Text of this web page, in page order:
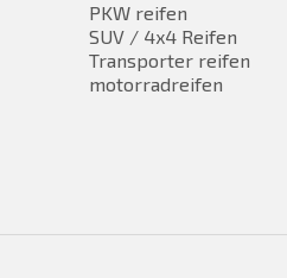
PKW reifen
SUV / 4x4 Reifen
Transporter reifen
motorradreifen